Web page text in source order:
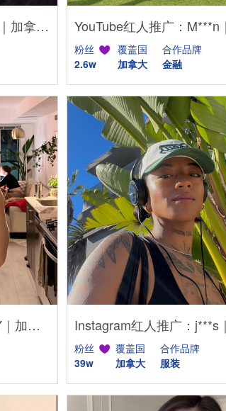
YouTube红人推广：F***a｜加拿大 金融
粉丝
2.6w
覆盖国
加拿大
合作品牌
金融
YouTube红人营销：M***Y｜加拿大 个护
粉丝
39w
覆盖国
加拿大
合作品牌
服装